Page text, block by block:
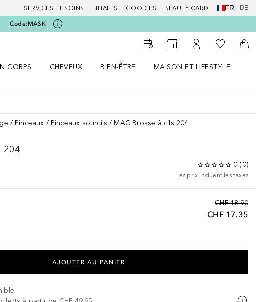
SERVICES ET SOINS FILIALES GOODIES BEAUTY CARD FR DE
Code:MASK
Vers le Storefinder
Vers Mon Compte
Vers Ma
CORPS
CHEVEUX
BIEN-ÊTRE
MAISON ET LIFESTYLE
Pinceaux Pinceaux sourcils MAC Brosse à cils 204
204
0 (0)
Les prix incluent les taxes
CHF 18.90
CHF 17.35
AJOUTER AU PANIER